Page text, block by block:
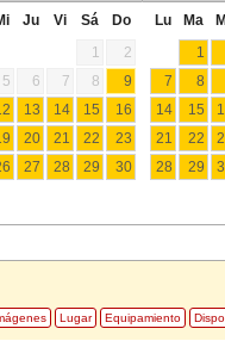
Ju Vi Sá
Do
1
2
5 6 7 8
9
13 14 15
16
20 21 22
23
27 28 29
30
Lu Ma
1
7
8
14
15
21
22
28
29
Lugar Equipamiento